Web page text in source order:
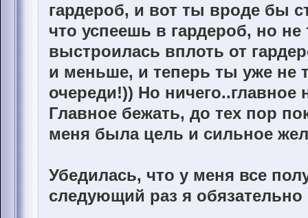
гардероб, и вот ты вроде бы
что успеешь в гардероб, но
выстроилась вплоть от
и меньше, и теперь ты уже не
очереди!)) Но ничего..главное
Главное бежать, до тех пор
меня была цель и сильное
Убедилась, что у меня все
следующий раз я